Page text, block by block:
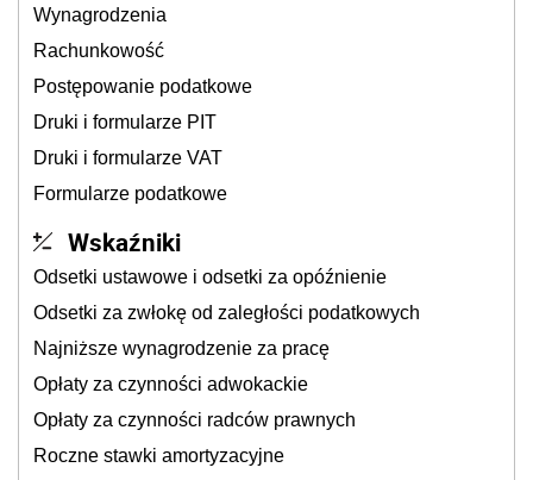
Wynagrodzenia
Rachunkowość
Postępowanie podatkowe
Druki i formularze PIT
Druki i formularze VAT
Formularze podatkowe
Wskaźniki
Odsetki ustawowe i odsetki za opóźnienie
Odsetki za zwłokę od zaległości podatkowych
Najniższe wynagrodzenie za pracę
Opłaty za czynności adwokackie
Opłaty za czynności radców prawnych
Roczne stawki amortyzacyjne